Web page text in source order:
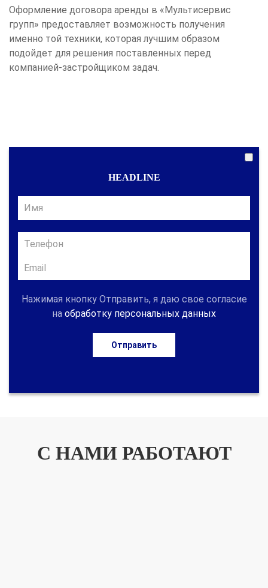
Оформление договора аренды в «Мультисервис
групп» предоставляет возможность получения
именно той техники, которая лучшим образом
подойдет для решения поставленных перед
компанией-застройщиком задач.
HEADLINE
Нажимая кнопку Отправить, я даю свое согласие
на обработку персональных данных
Отправить
С НАМИ РАБОТАЮТ